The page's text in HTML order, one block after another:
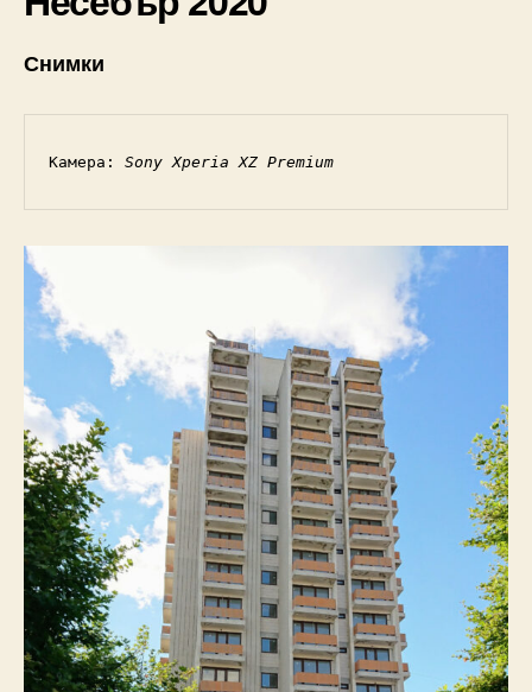
Снимки
Камера: Sony Xperia XZ Premium